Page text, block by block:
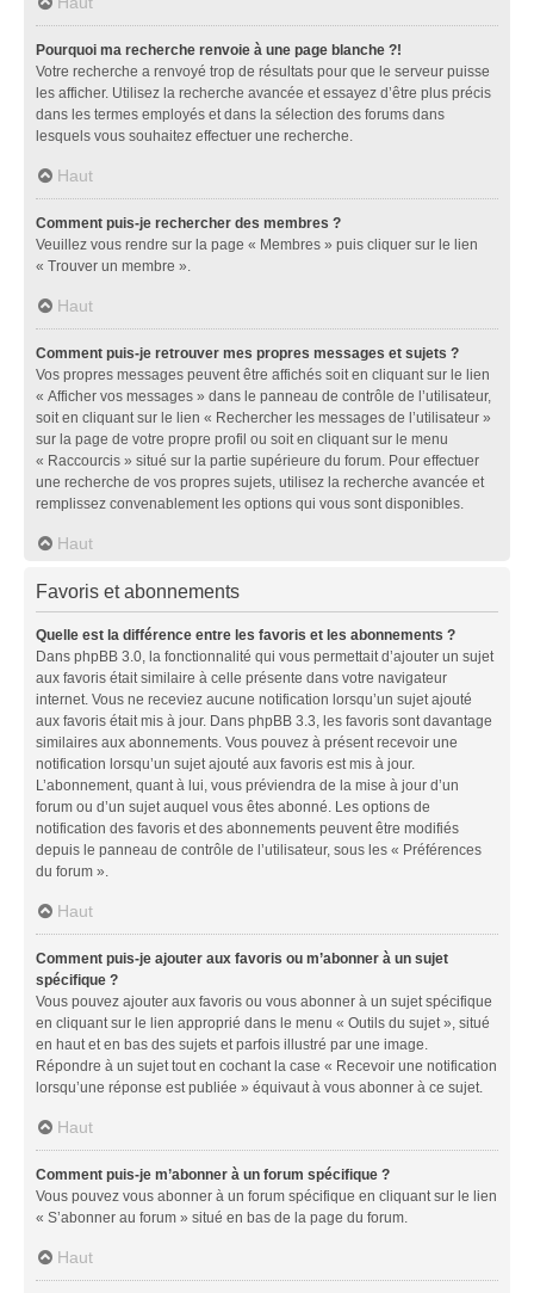
Pourquoi ma recherche renvoie à une page blanche ?!
Votre recherche a renvoyé trop de résultats pour que le serveur puisse
les afficher. Utilisez la recherche avancée et essayez d’être plus précis
dans les termes employés et dans la sélection des forums dans
lesquels vous souhaitez effectuer une recherche.
Haut
Comment puis-je rechercher des membres ?
Veuillez vous rendre sur la page « Membres » puis cliquer sur le lien
« Trouver un membre ».
Haut
Comment puis-je retrouver mes propres messages et sujets ?
Vos propres messages peuvent être affichés soit en cliquant sur le lien
« Afficher vos messages » dans le panneau de contrôle de l’utilisateur,
soit en cliquant sur le lien « Rechercher les messages de l’utilisateur »
sur la page de votre propre profil ou soit en cliquant sur le menu
« Raccourcis » situé sur la partie supérieure du forum. Pour effectuer
une recherche de vos propres sujets, utilisez la recherche avancée et
remplissez convenablement les options qui vous sont disponibles.
Haut
Favoris et abonnements
Quelle est la différence entre les favoris et les abonnements ?
Dans phpBB 3.0, la fonctionnalité qui vous permettait d’ajouter un sujet
aux favoris était similaire à celle présente dans votre navigateur
internet. Vous ne receviez aucune notification lorsqu’un sujet ajouté
aux favoris était mis à jour. Dans phpBB 3.3, les favoris sont davantage
similaires aux abonnements. Vous pouvez à présent recevoir une
notification lorsqu’un sujet ajouté aux favoris est mis à jour.
L’abonnement, quant à lui, vous préviendra de la mise à jour d’un
forum ou d’un sujet auquel vous êtes abonné. Les options de
notification des favoris et des abonnements peuvent être modifiés
depuis le panneau de contrôle de l’utilisateur, sous les « Préférences
du forum ».
Haut
Comment puis-je ajouter aux favoris ou m’abonner à un sujet
spécifique ?
Vous pouvez ajouter aux favoris ou vous abonner à un sujet spécifique
en cliquant sur le lien approprié dans le menu « Outils du sujet », situé
en haut et en bas des sujets et parfois illustré par une image.
Répondre à un sujet tout en cochant la case « Recevoir une notification
lorsqu’une réponse est publiée » équivaut à vous abonner à ce sujet.
Haut
Comment puis-je m’abonner à un forum spécifique ?
Vous pouvez vous abonner à un forum spécifique en cliquant sur le lien
« S’abonner au forum » situé en bas de la page du forum.
Haut